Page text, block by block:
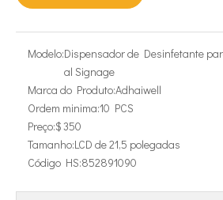
Modelo:Dispensador de Desinfetante
al Signage
Marca do Produto:Adhaiwell
Ordem minima:10 PCS
Preço:$ 350
Tamanho:LCD de 21,5 polegadas
Código HS:852891090